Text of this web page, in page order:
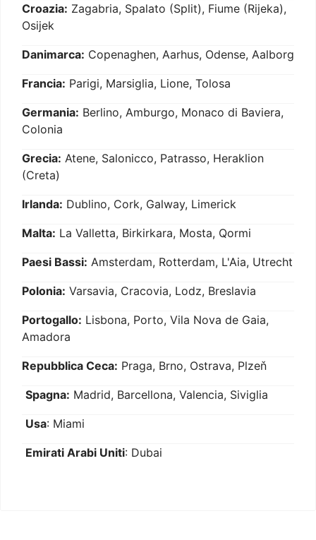
Croazia: Zagabria, Spalato (Split), Fiume (Rijeka),
Osijek
Danimarca: Copenaghen, Aarhus, Odense, Aalborg
Francia: Parigi, Marsiglia, Lione, Tolosa
Germania: Berlino, Amburgo, Monaco di Baviera,
Colonia
Grecia: Atene, Salonicco, Patrasso, Heraklion
(Creta)
Irlanda: Dublino, Cork, Galway, Limerick
Malta: La Valletta, Birkirkara, Mosta, Qormi
Paesi Bassi: Amsterdam, Rotterdam, L'Aia, Utrecht
Polonia: Varsavia, Cracovia, Lodz, Breslavia
Portogallo: Lisbona, Porto, Vila Nova de Gaia,
Amadora
Repubblica Ceca: Praga, Brno, Ostrava, Plzeň
Spagna: Madrid, Barcellona, Valencia, Siviglia
Usa: Miami
Emirati Arabi Uniti: Dubai